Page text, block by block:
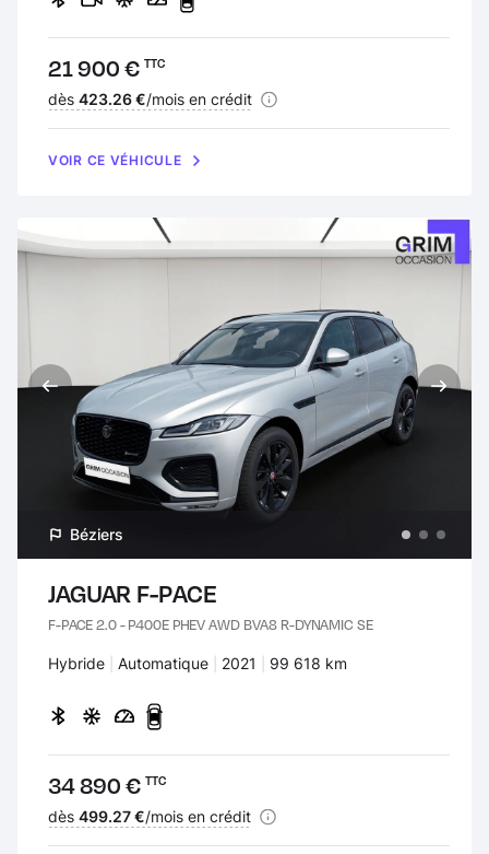
Prix :
21 900 € TTC
Financement :
dès 423.26 €/mois en crédit
VOIR CE VÉHICULE
Béziers
JAGUAR F-PACE
F-PACE 2.0 - P400E PHEV AWD BVA8 R-DYNAMIC SE
Carburant :
Hybride Transmission :
Automatique Années :
2021 Kilomètres :
99 618 km
Prix :
34 890 € TTC
Financement :
dès 499.27 €/mois en crédit